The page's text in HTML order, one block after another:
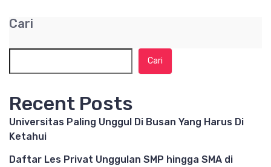
Cari
Cari
Recent Posts
Universitas Paling Unggul Di Busan Yang Harus Di
Ketahui
Daftar Les Privat Unggulan SMP hingga SMA di